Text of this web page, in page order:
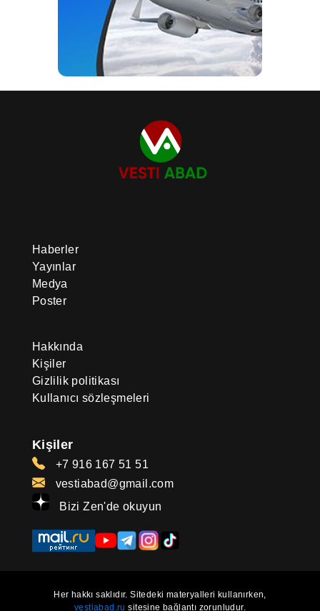
Haberler
Yayınlar
Medya
Poster
Hakkında
Kişiler
Gizlilik politikası
Kullanıcı sözleşmeleri
Kişiler
+7 916 167 51 51
vestiabad@gmail.com
Bizi Zen'de okuyun
Her hakkı saklıdır. Sitedeki materyalleri kullanırken,
vestiabad.ru sitesine bağlantı zorunludur.